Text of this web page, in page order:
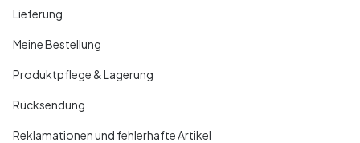
Lieferung
Meine Bestellung
Produktpflege & Lagerung
Rücksendung
Reklamationen und fehlerhafte Artikel